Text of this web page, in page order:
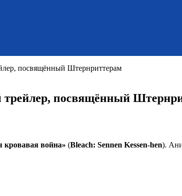
посвящённый Штернриттерам
посвящённый
кровавая война» (Bleach: Sennen Kessen-hen).